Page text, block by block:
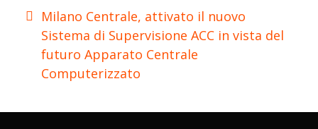
Milano Centrale, attivato il nuovo
Sistema di Supervisione ACC in vista del
futuro Apparato Centrale
Computerizzato